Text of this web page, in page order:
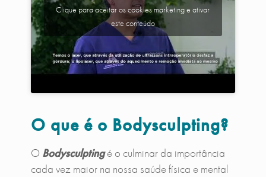
Clique para aceitar os cookies marketing e ativar
este conteúdo
O que é o Bodysculpting?
O Bodysculptingé o culminar da importância
cada vez maior na nossa saúde física e mental